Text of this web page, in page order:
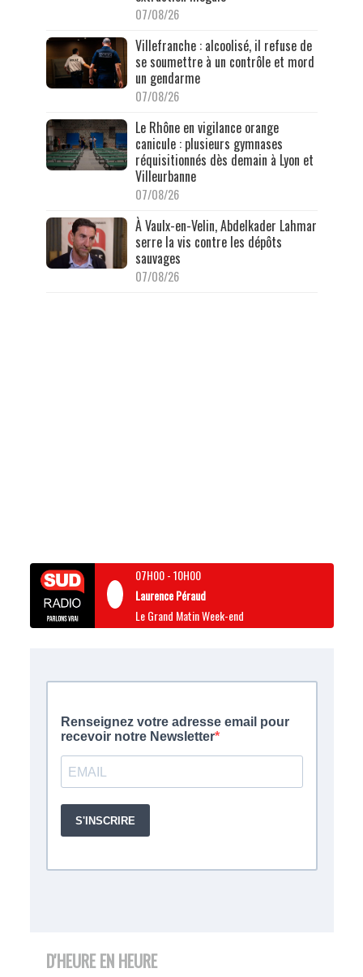
07/08/26
Villefranche : alcoolisé, il refuse de
se soumettre à un contrôle et mord
un gendarme
07/08/26
Le Rhône en vigilance orange
canicule : plusieurs gymnases
réquisitionnés dès demain à Lyon et
Villeurbanne
07/08/26
À Vaulx-en-Velin, Abdelkader Lahmar
serre la vis contre les dépôts
sauvages
07/08/26
07H00-10H00
Laurence Péraud
Le Grand Matin Week-end
D'HEURE EN HEURE